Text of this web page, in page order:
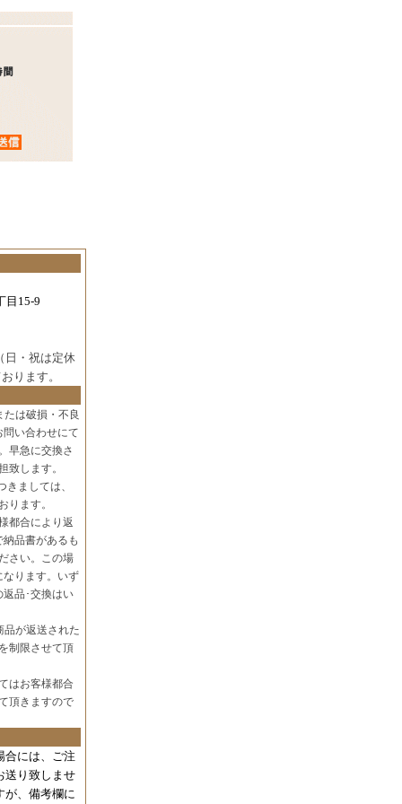
15-9
日・祝は定休
ります。
は破損・不良
い合わせにて
早急に交換さ
致します。
ましては、
ります。
都合により返
品書があるも
さい。この場
なります。いず
品･交換はい
品が返送された
制限させて頂
はお客様都合
頂きますので
には、 ご注
送り致しませ
が、備考欄に